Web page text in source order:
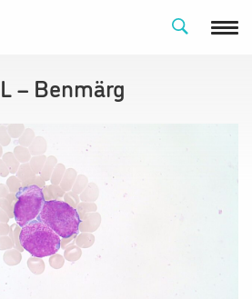
– Benmärg